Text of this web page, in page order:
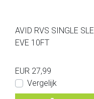
AVID RVS SINGLE SLE
EVE 10FT
EUR 27,99
Vergelijk